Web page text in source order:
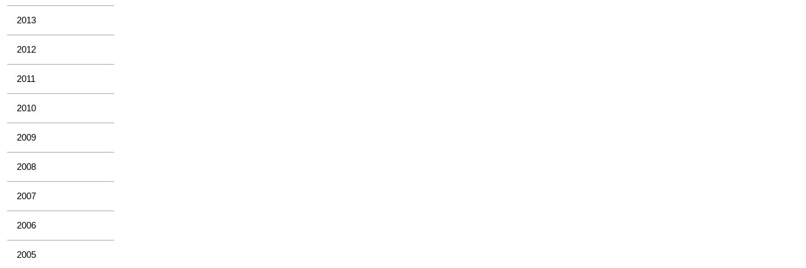
2013
2012
2011
2010
2009
2008
2007
2006
2005